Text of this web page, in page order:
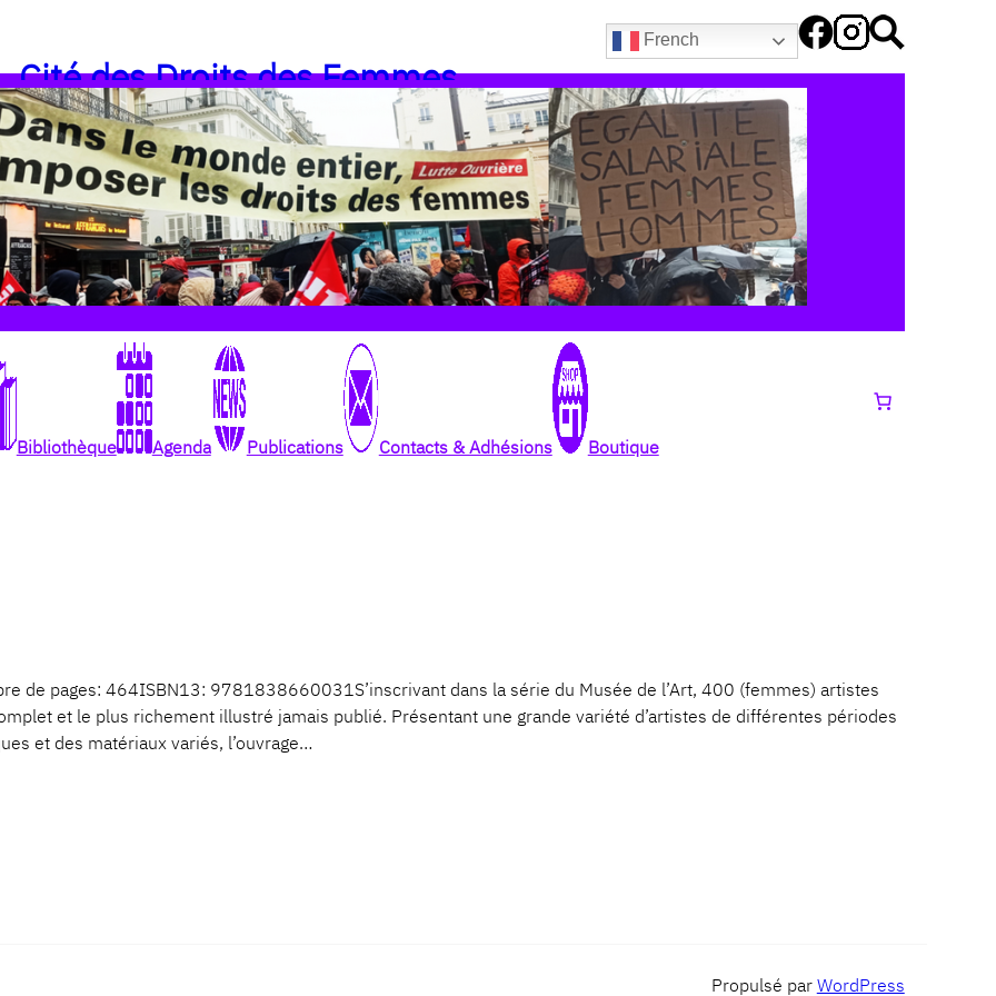
French
Cité des Droits des Femmes
Bibliothèque Agenda Publications Contacts & Adhésions Boutique
de pages: 464ISBN13: 9781838660031S’inscrivant dans la série du Musée de l’Art, 400 (femmes) artistes
et le plus richement illustré jamais publié. Présentant une grande variété d’artistes de différentes périodes
et des matériaux variés, l’ouvrage…
Propulsé par WordPress